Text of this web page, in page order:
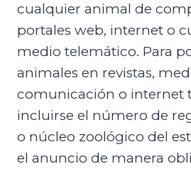
cualquier animal de
portales web, internet o
medio telemático. Para
animales en revistas,
comunicación o internet
incluirse el número de
o núcleo zoológico del
el anuncio de manera